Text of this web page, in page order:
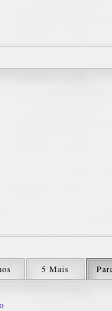
5 Mais